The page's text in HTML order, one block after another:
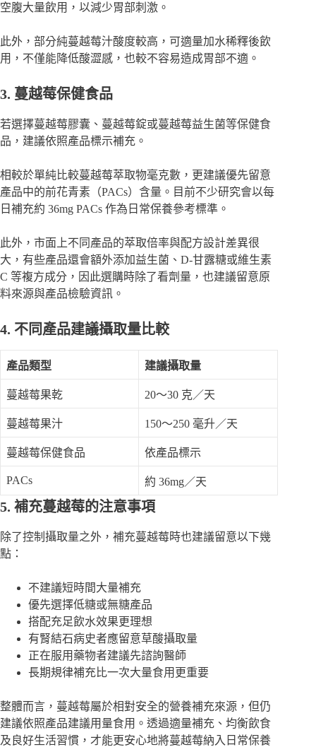
空腹大量飲用，以減少胃部刺激。
此外，部分純蔓越莓汁酸度較高，可適量加水稀釋後飲
用，不僅能降低酸澀感，也較不容易造成胃部不適。
3. 蔓越莓保健食品
若選擇蔓越莓膠囊、蔓越莓錠或蔓越莓益生菌等保健食
品，建議依照產品標示補充。
相較於單純比較蔓越莓萃取物毫克數，更建議優先留意
產品中的前花青素（PACs）含量。目前不少研究會以每
日補充約 36mg PACs 作為日常保養參考標準。
此外，市面上不同產品的萃取倍率與配方設計差異很
大，有些產品還會額外添加益生菌、D-甘露糖或維生素
C 等複方成分，因此選購時除了看劑量，也建議留意原
料來源與產品檢驗資訊。
4. 不同產品建議攝取量比較
產品類型 建議攝取量
蔓越莓果乾 20～30 克／天
蔓越莓果汁 150～250 毫升／天
蔓越莓保健食品 依產品標示
PACs 約 36mg／天
5. 補充蔓越莓的注意事項
除了控制攝取量之外，補充蔓越莓時也建議留意以下幾
點：
不建議短時間大量補充
優先選擇低糖或無糖產品
搭配充足飲水效果更理想
有腎結石病史者應留意草酸攝取量
正在服用藥物者建議先諮詢醫師
長期規律補充比一次大量食用更重要
整體而言，蔓越莓屬於相對安全的營養補充來源，但仍
建議依照產品建議用量食用。透過適量補充、均衡飲食
及良好生活習慣，才能更安心地將蔓越莓納入日常保養